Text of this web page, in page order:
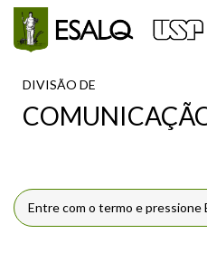
Pular para o conteúdo principal
DIVISÃO DE
FORMULÁRIO